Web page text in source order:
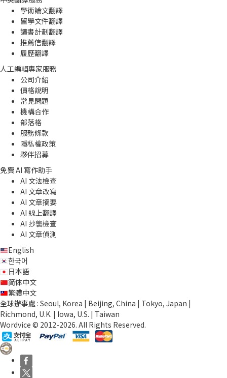
學術論文翻譯
留學文件翻譯
讀書計劃翻譯
推薦信翻譯
履歷翻譯
人工編輯專家服務
公司介紹
價格說明
常見問題
機構合作
部落格
服務條款
隱私權政策
夥伴招募
免費 AI 寫作助手
AI 文法檢查
AI 文章改寫
AI 文章摘要
AI 線上翻譯
AI 抄襲檢查
AI 文章偵測
English
한국어
日本語
简体中文
繁體中文
全球辦事處 : Seoul, Korea | Beijing, China | Tokyo, Japan |
Richmond, U.K. | Iowa, U.S. | Taiwan
Wordvice © 2012-2026. All Rights Reserved.